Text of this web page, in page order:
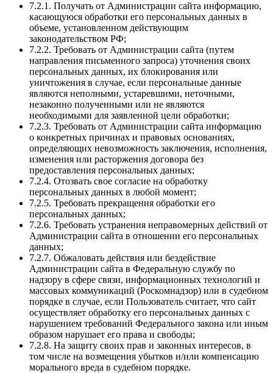
7.2.1. Получать от Администрации сайта информацию,
касающуюся обработки его персональных данных в
объеме, установленном действующим
законодательством РФ;
7.2.2. Требовать от Администрации сайта (путем
направления письменного запроса) уточнения своих
персональных данных, их блокирования или
уничтожения в случае, если персональные данные
являются неполными, устаревшими, неточными,
незаконно полученными или не являются
необходимыми для заявленной цели обработки;
7.2.3. Требовать от Администрации сайта информацию
о конкретных причинах и правовых основаниях,
определяющих невозможность заключения, исполнения,
изменения или расторжения договора без
предоставления персональных данных;
7.2.4. Отозвать свое согласие на обработку
персональных данных в любой момент;
7.2.5. Требовать прекращения обработки его
персональных данных;
7.2.6. Требовать устранения неправомерных действий от
Администрации сайта в отношении его персональных
данных;
7.2.7. Обжаловать действия или бездействие
Администрации сайта в Федеральную службу по
надзору в сфере связи, информационных технологий и
массовых коммуникаций (Роскомнадзор) или в судебном
порядке в случае, если Пользователь считает, что сайт
осуществляет обработку его персональных данных с
нарушением требований Федерального закона или иным
образом нарушает его права и свободы;
7.2.8. На защиту своих прав и законных интересов, в
том числе на возмещения убытков и/или компенсацию
морального вреда в судебном порядке.